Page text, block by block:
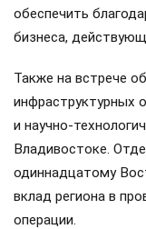
обеспечить
бизнеса,
Также на встрече
инфраструктурных
и научно-
Владивостоке.
одиннадцатому
вклад региона в
операции.